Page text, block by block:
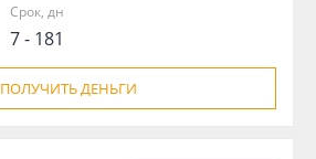
Срок, дн
7 - 181
ПОЛУЧИТЬ ДЕНЬГИ